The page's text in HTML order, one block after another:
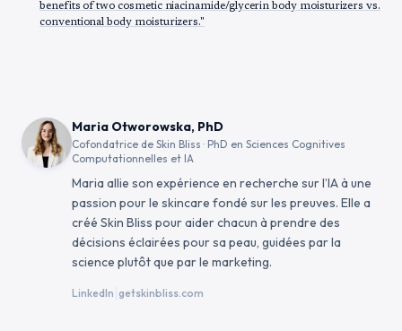
benefits of two cosmetic niacinamide/glycerin body moisturizers vs.
conventional body moisturizers."
Maria Otworowska, PhD
Cofondatrice de Skin Bliss · PhD en Sciences Cognitives
Computationnelles et IA
Maria allie son expérience en recherche sur l’IA à une
passion pour le skincare fondé sur les preuves. Elle a
créé Skin Bliss pour aider chacun à prendre des
décisions éclairées pour sa peau, guidées par la
science plutôt que par le marketing.
LinkedIn getskinbliss.com